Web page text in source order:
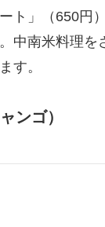
ト」（650円
中南米料理を
す。
ンゴ）